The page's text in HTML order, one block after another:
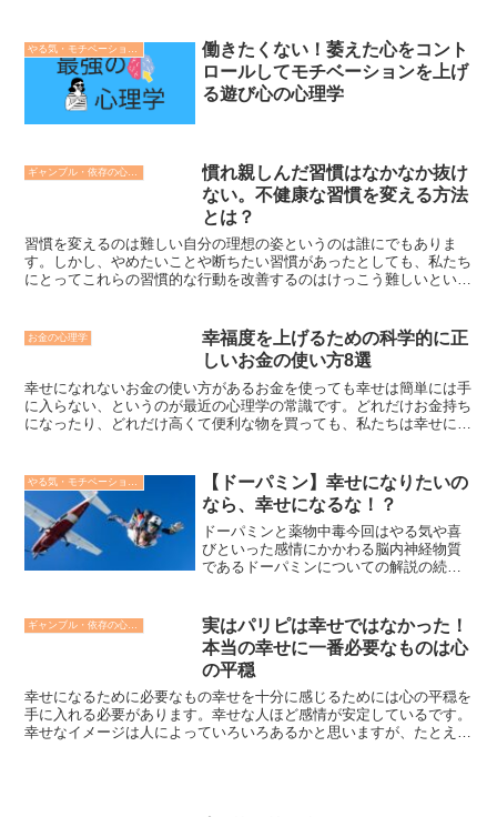
働きたくない！萎えた心をコント
ロールしてモチベーションを上げ
る遊び心の心理学
慣れ親しんだ習慣はなかなか抜け
ない。不健康な習慣を変える方法
とは？
習慣を変えるのは難しい自分の理想の姿というのは誰にでもありま
す。しかし、やめたいことや断ちたい習慣があったとしても、私たち
にとってこれらの習慣的な行動を改善するのはけっこう難しいという
お金の心理学
幸福度を上げるための科学的に正
しいお金の使い方8選
幸せになれないお金の使い方があるお金を使っても幸せは簡単には手
に入らない、というのが最近の心理学の常識です。どれだけお金持ち
になったり、どれだけ高くて便利な物を買っても、私たちは幸せには
【ドーパミン】幸せになりたいの
なら、幸せになるな！？
ドーパミンと薬物中毒今回はやる気や喜
びといった感情にかかわる脳内神経物質
であるドーパミンについての解説の続き
ドーパミンについての話はより悪質なも
のとなります。
実はパリピは幸せではなかった！
本当の幸せに一番必要なものは心
の平穏
幸せになるために必要なもの幸せを十分に感じるためには心の平穏を
手に入れる必要があります。幸せな人ほど感情が安定しているです。
幸せなイメージは人によっていろいろあるかと思いますが、たとえば